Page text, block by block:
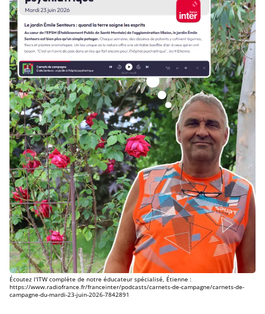
Écoutez l'ITW complète de notre éducateur spécialisé, Étienne :
https://www.radiofrance.fr/franceinter/podcasts/carnets-de-campagne/carnets-de-
campagne-du-mardi-23-juin-2026-7842891